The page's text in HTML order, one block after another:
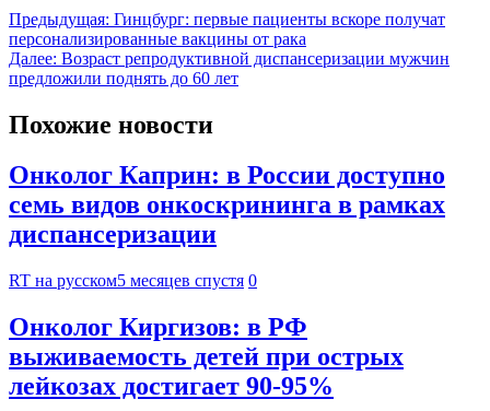
Предыдущая: Гинцбург: первые пациенты вскоре получат
персонализированные вакцины от рака
Далее: Возраст репродуктивной диспансеризации мужчин
предложили поднять до 60 лет
Похожие новости
Онколог Каприн: в России доступно
семь видов онкоскрининга в рамках
диспансеризации
RT на русском5 месяцев спустя 0
Онколог Киргизов: в РФ
выживаемость детей при острых
лейкозах достигает 90-95%